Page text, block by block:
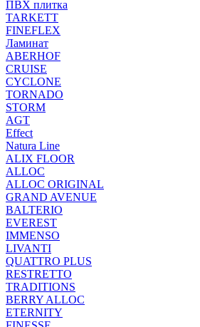
ПВХ плитка
TARKETT
FINEFLEX
Ламинат
ABERHOF
CRUISE
CYCLONE
TORNADO
STORM
AGT
Effect
Natura Line
ALIX FLOOR
ALLOC
ALLOC ORIGINAL
GRAND AVENUE
BALTERIO
EVEREST
IMMENSO
LIVANTI
QUATTRO PLUS
RESTRETTO
TRADITIONS
BERRY ALLOC
ETERNITY